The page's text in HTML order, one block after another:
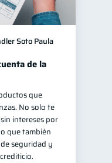
1
Soto Paula
de la
que
No solo te
intereses por
que también
seguridad y